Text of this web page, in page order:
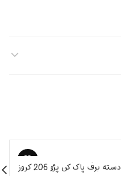
دسته برف پاک کن پژو 206 کروز